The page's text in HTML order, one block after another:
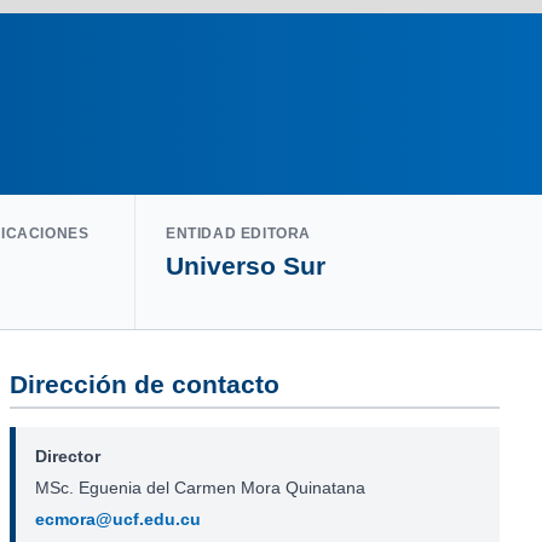
ENTIDAD EDITORA
Universo Sur
Dirección de contacto
Director
MSc. Eguenia del Carmen Mora Quinatana
ecmora@ucf.edu.cu